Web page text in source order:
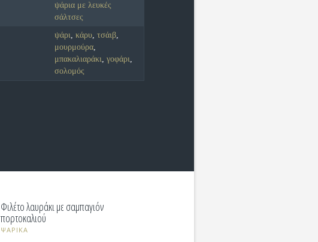
ψάρια με λευκές
σάλτσες
ψάρι,κάρυ,τσάιβ,
μουρμούρα,
μπακαλιαράκι,γοφάρι,
σολομός
Φιλέτο λαυράκι με σαμπαγιόν
πορτοκαλιού
ΨΑΡΙΚΑ